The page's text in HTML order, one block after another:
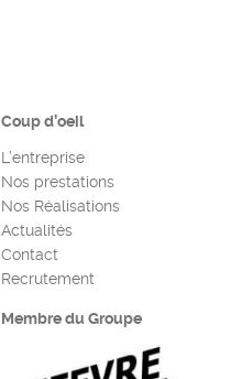
Coup d’oeil
L’entreprise
Nos prestations
Nos Réalisations
Actualités
Contact
Recrutement
Membre du Groupe